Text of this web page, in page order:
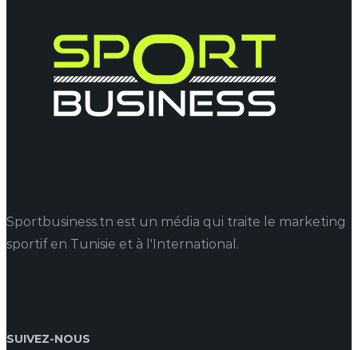
Sportbusiness.tn est un média qui traite le marketing
sportif en Tunisie et à l'International.
SUIVEZ-NOUS